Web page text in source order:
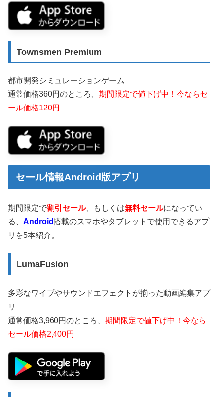
Townsmen Premium
都市開発シミュレーションゲーム
通常価格360円のところ、 期間限定で値下げ中！今ならセ
ール価格120円
セール情報Android版アプリ
期間限定で割引セール、もしくは無料セールになってい
る、 Android搭載のスマホやタブレットで使用できるアプ
リを5本紹介。
LumaFusion
多彩なワイプやサウンドエフェクトが揃った動画編集アプ
リ
通常価格3,960円のところ、 期間限定で値下げ中！今なら
セール価格2,400円